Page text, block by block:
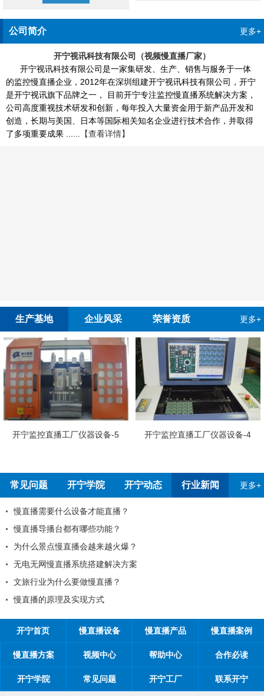
公司简介 更多+
开宁视讯科技有限公司（视频慢直播厂家）
开宁视讯科技有限公司是一家集研发、生产、销售与服务于一体
的监控慢直播企业，2012年在深圳组建开宁视讯科技有限公司，开宁
是开宁视讯旗下品牌之一， 目前开宁专注监控慢直播系统解决方案，
公司高度重视技术研发和创新，每年投入大量资金用于新产品开发和
创造，长期与美国、日本等国际相关知名企业进行技术合作，并取得
了多项重要成果 ......
【查看详情】
生产基地 企业风采 荣誉资质 更多+
开宁监控直播工厂仪器设备-4 开宁监控直播工厂员工
常见问题 开宁学院 开宁动态 行业新闻 更多+
2026年春节放假通知！
开宁联合创始人给您的一封信
2026年开宁五一劳动节放假通知
全国反扒大王苑国栋考察深圳开宁日夜全彩监控厂家
为环保出一份力，开宁日夜全彩监控厂家采用产品
开宁监控厂家最新宣传折页电子版正式发布
开宁首页 慢直播设备 慢直播产品 慢直播案例
慢直播方案 视频中心 帮助中心 合作必读
开宁学院 常见问题 开宁工厂 联系开宁